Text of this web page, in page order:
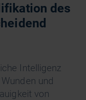
des
Intelligenz
und
von